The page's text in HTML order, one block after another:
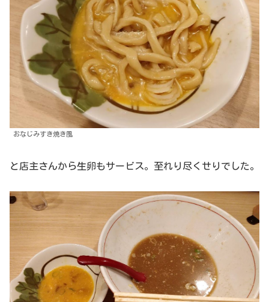
おなじみすき焼き風
と店主さんから生卵もサービス。至れり尽くせりでした。